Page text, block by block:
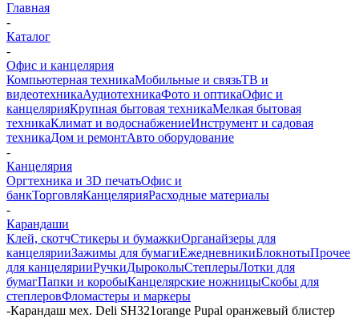
Главная
-
Каталог
-
Офис и канцелярия
Компьютерная техникаМобильные и связьТВ и
видеотехникаАудиотехникаФото и оптикаОфис и
канцелярияКрупная бытовая техникаМелкая бытовая
техникаКлимат и водоснабжениеИнструмент и садовая
техникаДом и ремонтАвто оборудование
-
Канцелярия
Оргтехника и 3D печатьОфис и
банкТорговляКанцелярияРасходные материалы
-
Карандаши
Клей, скотчСтикеры и бумажкиОрганайзеры для
канцелярииЗажимы для бумагиЕжедневникиБлокнотыПрочее
для канцелярииРучкиДыроколыСтеплерыЛотки для
бумагПапки и коробыКанцелярские ножницыСкобы для
степлеровФломастеры и маркеры
-Карандаш мех. Deli SH321orange Pupal оранжевый блистер